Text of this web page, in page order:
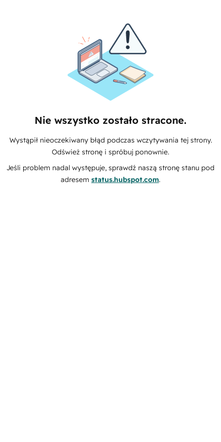
Nie wszystko zostało stracone.
Wystąpił nieoczekiwany błąd podczas wczytywania tej strony.
Odśwież stronę i spróbuj ponownie.
Jeśli problem nadal występuje, sprawdź naszą stronę stanu pod
adresem status.hubspot.com.